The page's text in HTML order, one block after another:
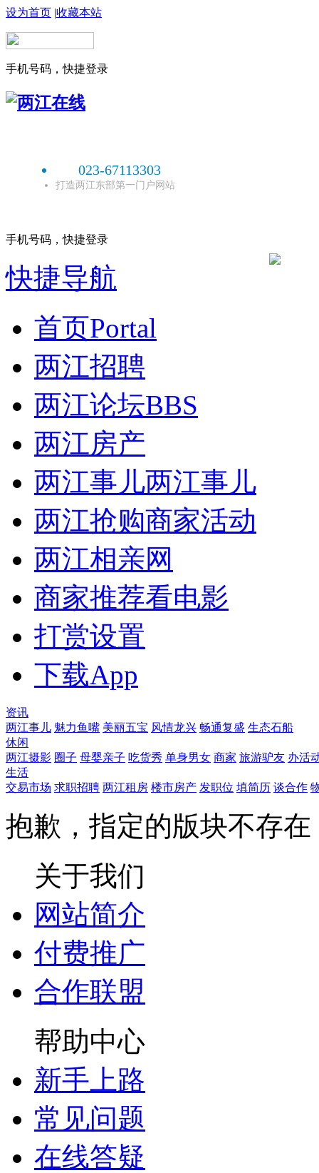
设为首页 |收藏本站
手机号码，快捷登录
023-67113303
打造两江东部第一门户网站
手机号码，快捷登录
快捷导航
首页Portal
两江招聘
两江论坛BBS
两江房产
两江事儿两江事儿
两江抢购商家活动
两江相亲网
商家推荐看电影
打赏设置
下载App
资讯
两江事儿 魅力鱼嘴 美丽五宝 风情龙兴 畅通复盛 生态石船
休闲
两江摄影 圈子 母婴亲子 吃货秀 单身男女 商家 旅游驴友 办活
生活
交易市场 求职招聘 两江租房 楼市房产 发职位 填简历 谈合作
抱歉，指定的版块不存在
关于我们
网站简介
付费推广
合作联盟
帮助中心
新手上路
常见问题
在线答疑